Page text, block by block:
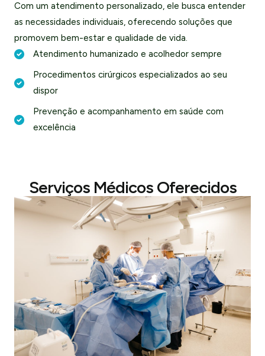
Com um atendimento personalizado, ele busca entender
as necessidades individuais, oferecendo soluções que
promovem bem-estar e qualidade de vida.
Atendimento humanizado e acolhedor sempre
Procedimentos cirúrgicos especializados ao seu
dispor
Prevenção e acompanhamento em saúde com
excelência
Serviços Médicos Oferecidos